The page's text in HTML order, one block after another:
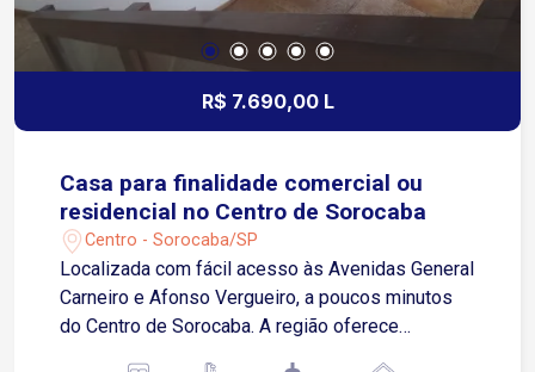
R$ 7.690,00 L
Casa para finalidade comercial ou
residencial no Centro de Sorocaba
Centro - Sorocaba/SP
Localizada com fácil acesso às Avenidas General
Carneiro e Afonso Vergueiro, a poucos minutos
do Centro de Sorocaba. A região oferece